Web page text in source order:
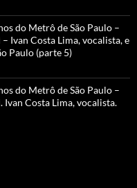
do Metrô de São Paulo –
Ivan Costa Lima, vocalista, e
Paulo (parte 5)
do Metrô de São Paulo –
Ivan Costa Lima, vocalista.